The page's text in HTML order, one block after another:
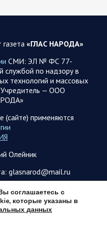
в сетевых магазинах
сельского хозяйства
Саратовской области
проводится
ресурсов и
отравляющим
с 7 по 10 августа…
область
тренеры, участники
и любители
физкультурника
«ГЛАС НАРОДА»
СМИ: ЭЛ № ФС 77-
по надзору в
технологий и массовых
Учредитель — ООО
(сайте) применяются
Олейник
glasnarod@mail.ru
соглашаетесь с
которые указаны в
данных